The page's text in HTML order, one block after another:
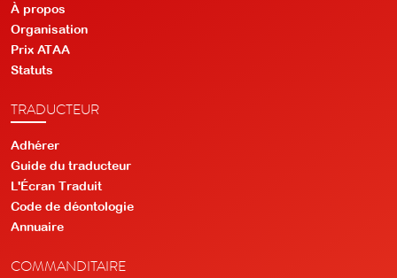
À propos
Organisation
Prix ATAA
Statuts
TRADUCTEUR
Adhérer
Guide du traducteur
L'Écran Traduit
Code de déontologie
Annuaire
COMMANDITAIRE